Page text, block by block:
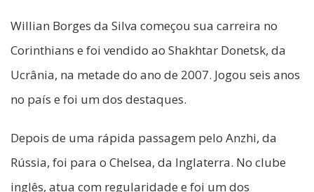
Willian Borges da Silva começou sua carreira no
Corinthians e foi vendido ao Shakhtar Donetsk, da
Ucrânia, na metade do ano de 2007. Jogou seis anos
no país e foi um dos destaques.
Depois de uma rápida passagem pelo Anzhi, da
Rússia, foi para o Chelsea, da Inglaterra. No clube
inglês, atua com regularidade e foi um dos